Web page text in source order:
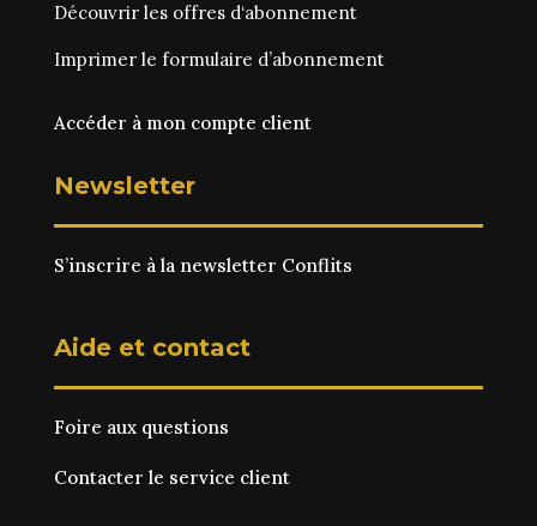
Découvrir les offres d‘abonnement
Imprimer le formulaire d’abonnement
Accéder à mon compte client
Newsletter
S’inscrire à la newsletter Conflits
Aide et contact
Foire aux questions
Contacter le service client